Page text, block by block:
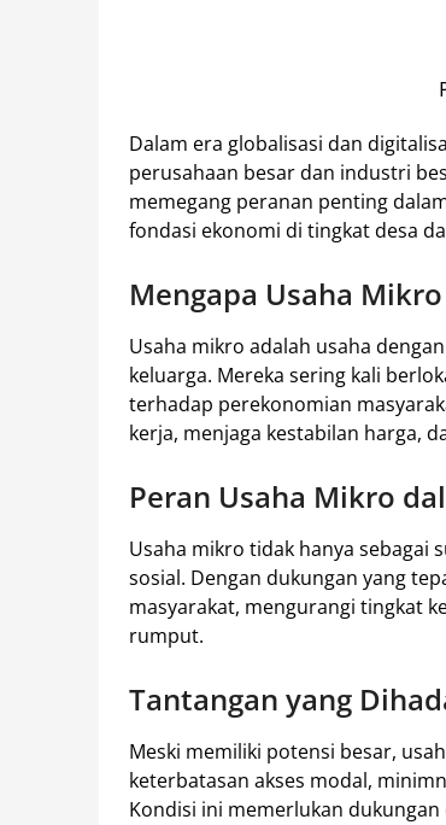
Dalam era globalisasi dan
perusahaan besar dan industri
memegang peranan penting
fondasi ekonomi di tingkat desa
Mengapa Usaha
Usaha mikro adalah usaha
keluarga. Mereka sering kali
terhadap perekonomian
kerja, menjaga kestabilan harga,
Peran Usaha Mikro
Usaha mikro tidak hanya sebagai
sosial. Dengan dukungan yang
masyarakat, mengurangi tingkat
rumput.
Tantangan yang
Meski memiliki potensi besar,
keterbatasan akses modal,
Kondisi ini memerlukan